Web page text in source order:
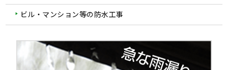
ビル・マンション等の防水工事